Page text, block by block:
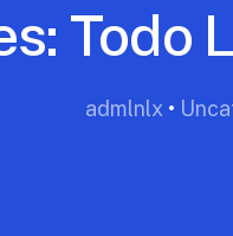
Todo
admlnlx•